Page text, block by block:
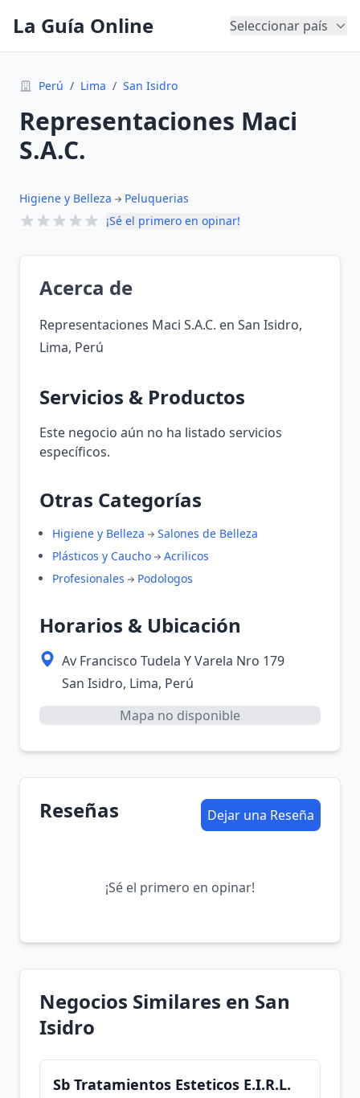
La Guía Online Seleccionar país
Perú / Lima / San Isidro
Representaciones Maci
S.A.C.
Higiene y Belleza
Peluquerias
¡Sé el primero en opinar!
Acerca de
Representaciones Maci S.A.C. en San Isidro,
Lima, Perú
Servicios & Productos
Este negocio aún no ha listado servicios
específicos.
Otras Categorías
Higiene y Belleza
Salones de Belleza
Plásticos y Caucho
Acrilicos
Profesionales
Podologos
Horarios & Ubicación
Av Francisco Tudela Y Varela Nro 179
San Isidro, Lima, Perú
Mapa no disponible
Reseñas Dejar una Reseña
¡Sé el primero en opinar!
Negocios Similares en San
Isidro
Sb Tratamientos Esteticos E.I.R.L.